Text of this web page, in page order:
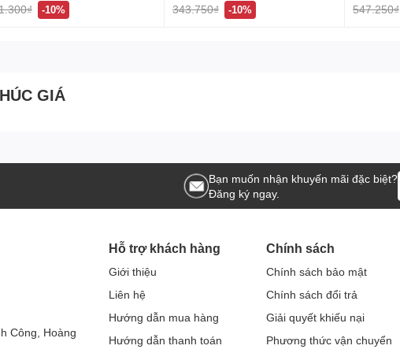
Phường Vĩnh Hưng, Hoàng Mai, Hà Nội
-10% 343.750₫ -10% 547.250₫
GIÁ
Bạn muốn nhận khuyến mãi đặc biệt?
Đăng ký ngay.
Công, Hoàng
Hỗ trợ khách hàng
Giới thiệu
Liên hệ
Hướng dẫn mua hàng
Hướng dẫn thanh toán
Chính sách
Chính sách bảo mật
Chính sách đổi trả
Giải quyết khiếu nại
Phương thức vận chuyển